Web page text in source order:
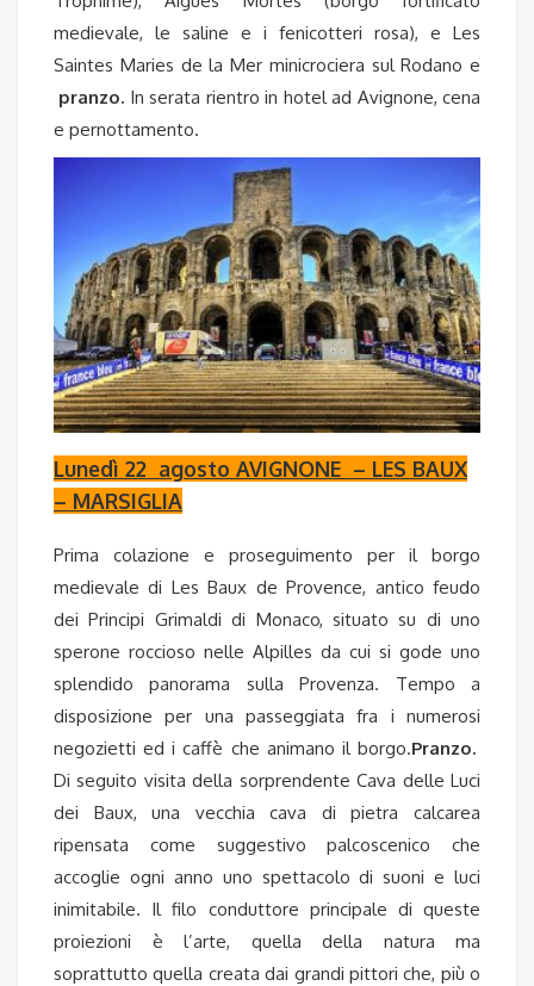
medievale, le saline e i fenicotteri rosa), e Les
Saintes Maries de la Mer minicrociera sul Rodano e
pranzo. In serata rientro in hotel ad Avignone, cena
e pernottamento.
Lunedì 22 agosto AVIGNONE – LES BAUX
– MARSIGLIA
Prima colazione e proseguimento per il borgo
medievale di Les Baux de Provence, antico feudo
dei Principi Grimaldi di Monaco, situato su di uno
sperone roccioso nelle Alpilles da cui si gode uno
splendido panorama sulla Provenza. Tempo a
disposizione per una passeggiata fra i numerosi
negozietti ed i caffè che animano il borgo.Pranzo.
Di seguito visita della sorprendente Cava delle Luci
dei Baux, una vecchia cava di pietra calcarea
ripensata come suggestivo palcoscenico che
accoglie ogni anno uno spettacolo di suoni e luci
inimitabile. Il filo conduttore principale di queste
proiezioni è l’arte, quella della natura ma
soprattutto quella creata dai grandi pittori che, più o